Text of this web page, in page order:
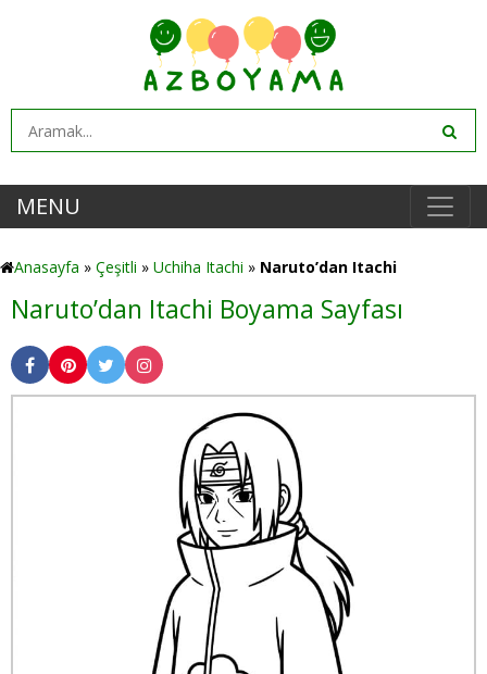
MENU
Anasayfa » Çeşitli » Uchiha Itachi » Naruto’dan Itachi
Naruto’dan Itachi Boyama Sayfası